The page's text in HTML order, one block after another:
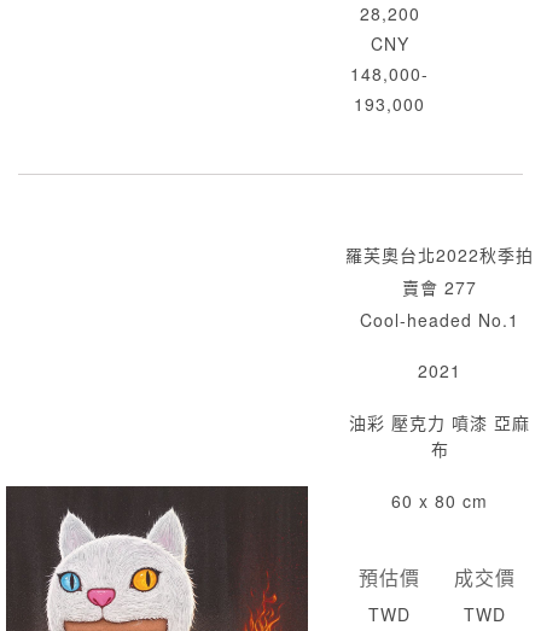
28,200
CNY
148,000-
193,000
羅芙奧台北2022秋季拍
賣會 277
Cool-headed No.1
2021
油彩 壓克力 噴漆 亞麻
布
60 x 80 cm
預估價
TWD
成交價
TWD